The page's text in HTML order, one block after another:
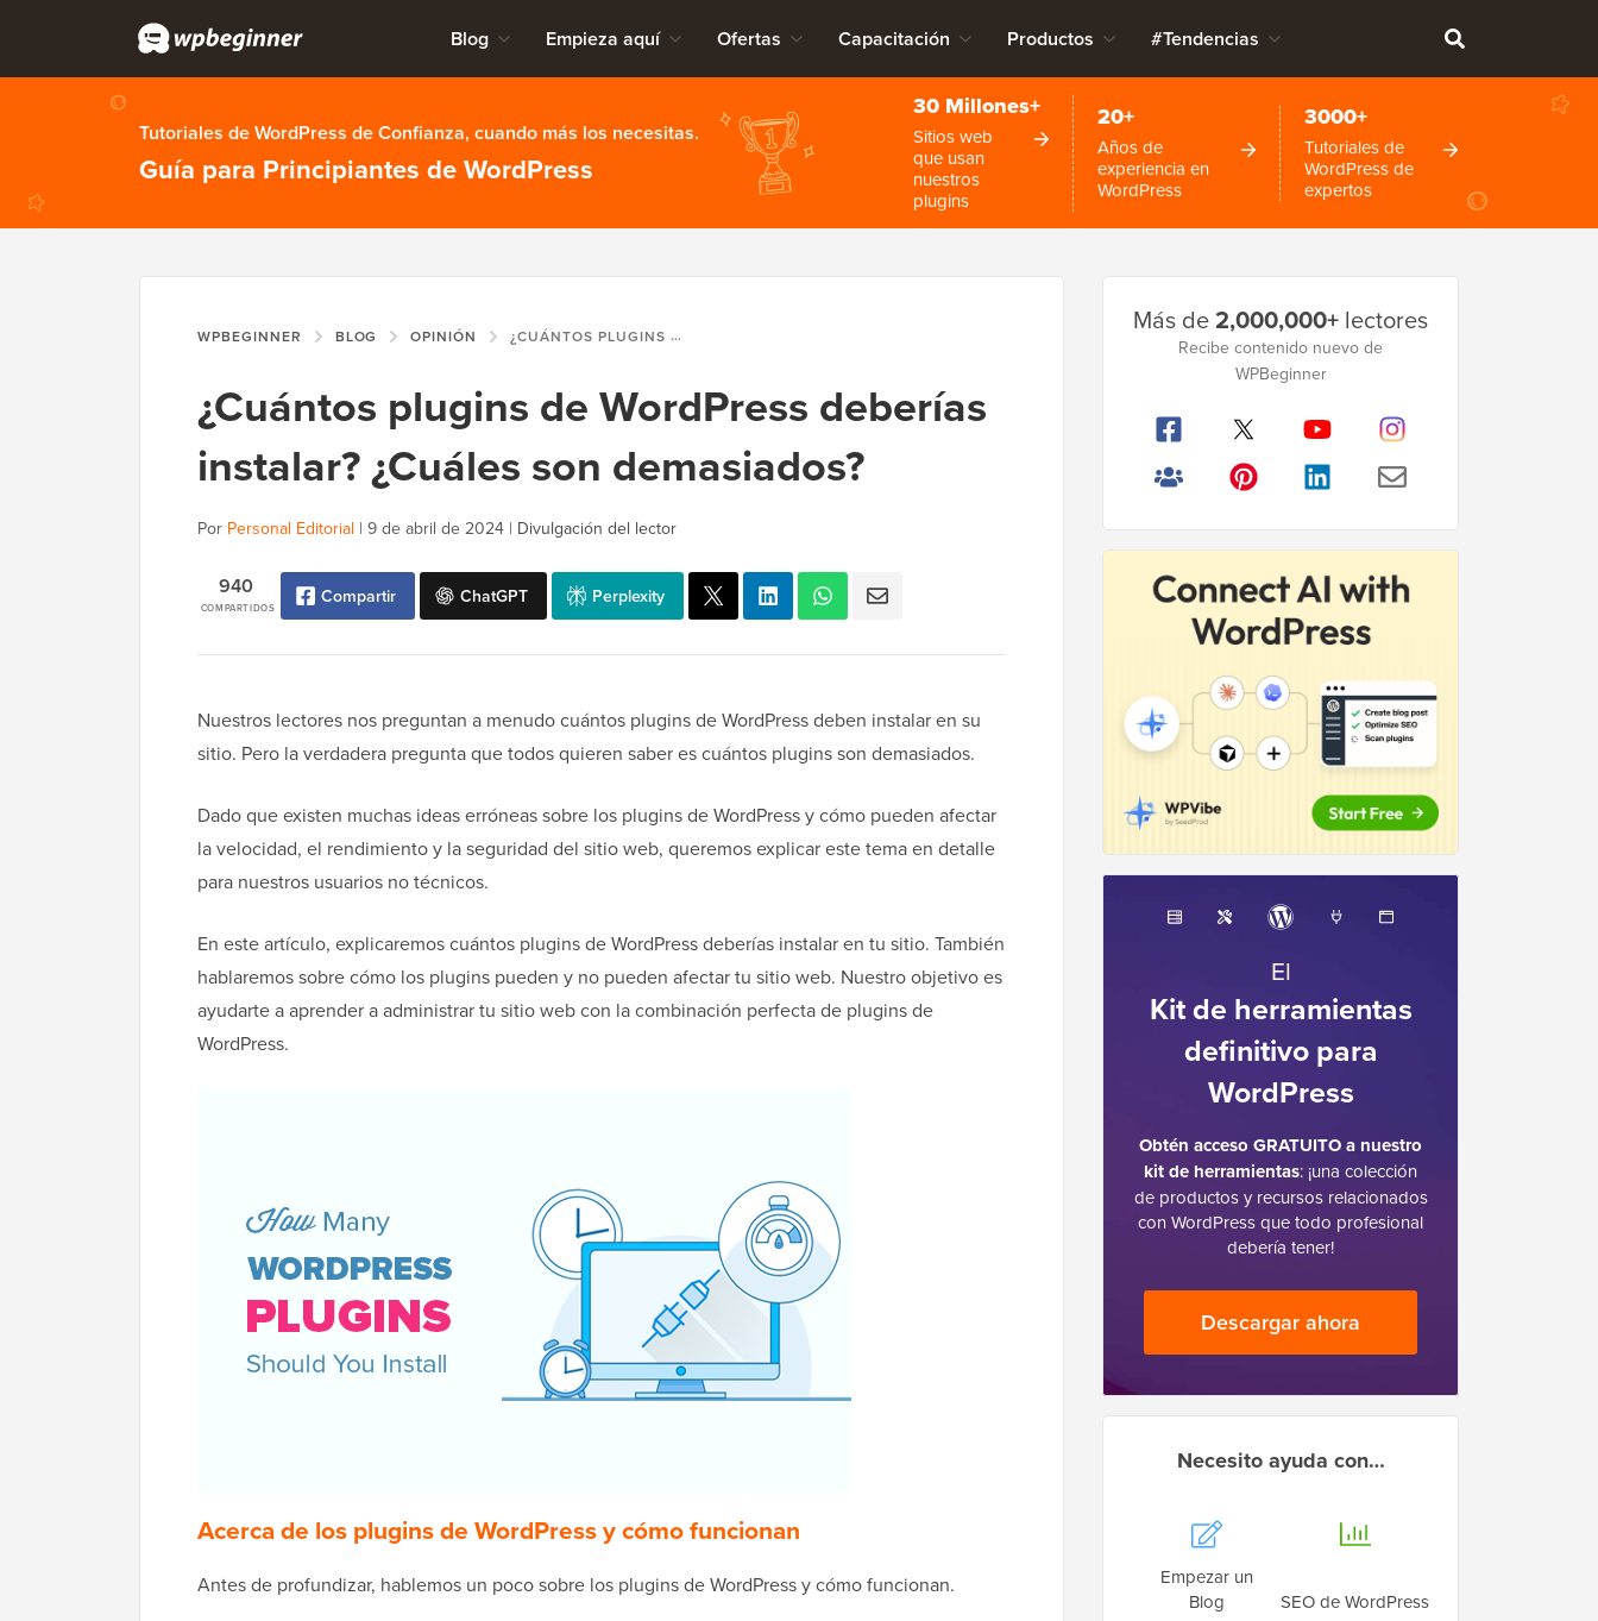
Blog Empieza aquí Ofertas Capacitación Productos #Tendencias
Tutoriales de WordPress de Confianza, cuando más los necesitas.
Guía para Principiantes de WordPress
30 Millones+
Sitios web
que usan
nuestros
plugins
20+
Años de
experiencia en
WordPress
3000+
Tutoriales de
WordPress de
expertos
WPBEGINNER BLOG OPINIÓN ¿CUÁNTOS PLUGINS DE WORDPRESS DEBERÍAS INSTALAR? ¿CUÁLES SON DEMASIADOS?
¿Cuántos plugins de WordPress deberías
instalar? ¿Cuáles son demasiados?
Por Personal Editorial | 9 de abril de 2024 | Divulgación del lector
COMPARTIDOS
940 Compartir ChatGPT Perplexity
Nuestros lectores nos preguntan a menudo cuántos plugins de WordPress deben instalar en su
sitio. Pero la verdadera pregunta que todos quieren saber es cuántos plugins son demasiados.
Dado que existen muchas ideas erróneas sobre los plugins de WordPress y cómo pueden afectar
la velocidad, el rendimiento y la seguridad del sitio web, queremos explicar este tema en detalle
para nuestros usuarios no técnicos.
En este artículo, explicaremos cuántos plugins de WordPress deberías instalar en tu sitio. También
hablaremos sobre cómo los plugins pueden y no pueden afectar tu sitio web. Nuestro objetivo es
ayudarte a aprender a administrar tu sitio web con la combinación perfecta de plugins de
WordPress.
Acerca de los plugins de WordPress y cómo funcionan
Antes de profundizar, hablemos un poco sobre los plugins de WordPress y cómo funcionan.
lateral
Más de2,000,000+ lectores
Recibe contenido nuevo de
WPBeginner
El
Kit de herramientas
definitivo para
WordPress
Obtén acceso GRATUITO a nuestro
kit de herramientas: ¡una colección
de productos y recursos relacionados
con WordPress que todo profesional
debería tener!
Descargar ahora
Necesito ayuda con…
Empezar un
Blog
SEO de WordPress